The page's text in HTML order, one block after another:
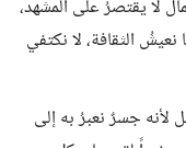
لا يقتصرُ على المشهد،
الثقافة، لا نكتفي
لأنه جسرٌ نعبرُ به إلى